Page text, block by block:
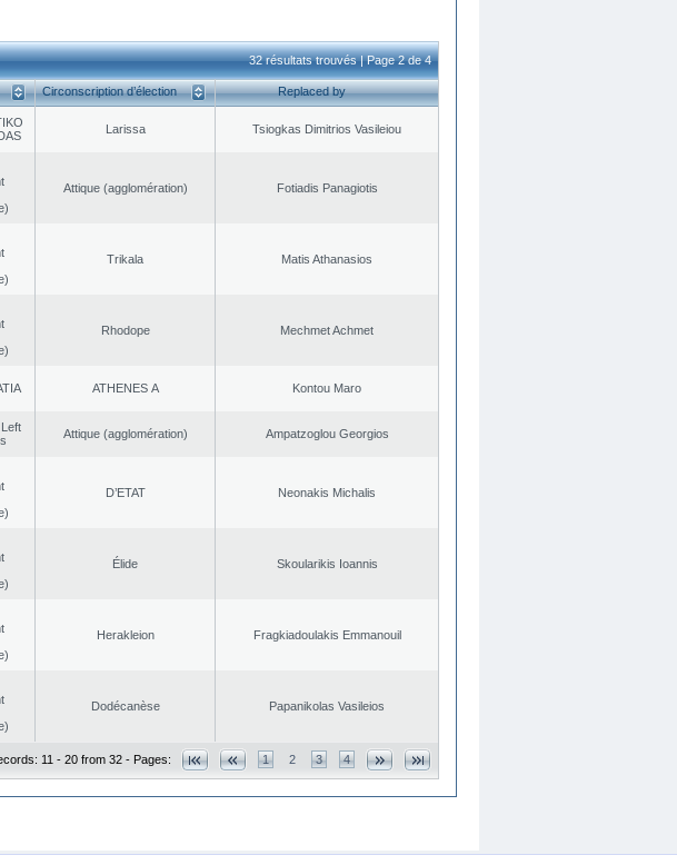
32 résultats trouvés | Page 2 de 4
Circonscription d’élection Replaced by
Larissa Tsiogkas Dimitrios Vasileiou
Αttique (agglomération) Fotiadis Panagiotis
Trikala Matis Athanasios
Rhodope Mechmet Achmet
ATHENES Α Kontou Maro
Αttique (agglomération) Ampatzoglou Georgios
D’ETAT Neonakis Michalis
Élide Skoularikis Ioannis
Herakleion Fragkiadoulakis Emmanouil
Dodécanèse Papanikolas Vasileios
11 - 20 from 32 - Pages: 1 2 3 4